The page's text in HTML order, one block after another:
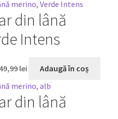
lei.
este:
149,99 lei.
din lână
Intens
lei.
lei
este:
149,99 lei.
Adaugă în coș
din lână